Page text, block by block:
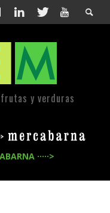
y verduras
·····>